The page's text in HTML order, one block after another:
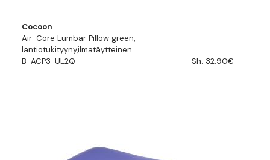
Cocoon
Air-Core Lumbar Pillow green,
lantiotukityyny,ilmatäytteinen
B-ACP3-UL2Q
Sh. 32.90€